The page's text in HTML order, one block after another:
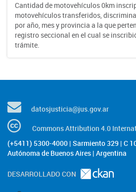
Cantidad de motovehículos 0km
motovehículos transferidos,
por año, mes y provincia a la que
registro seccional en el cual se
trámite.
datosjusticia@jus.gov.ar
Commons Attribution 4.0
(+5411) 5300-4000 | Sarmiento 329 | C
Autónoma de Buenos Aires | Argentina
DESARROLLADO CON